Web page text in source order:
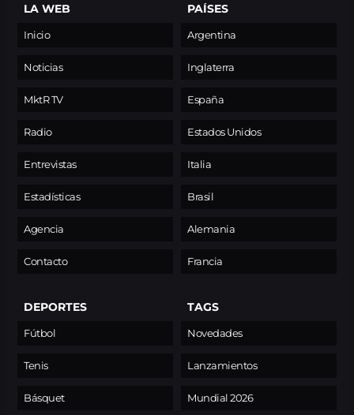
LA WEB
Inicio
Noticias
MktR TV
Radio
Entrevistas
Estadísticas
Agencia
Contacto
PAÍSES
Argentina
Inglaterra
España
Estados Unidos
Italia
Brasil
Alemania
Francia
DEPORTES
Fútbol
Tenis
Básquet
TAGS
Novedades
Lanzamientos
Mundial 2026